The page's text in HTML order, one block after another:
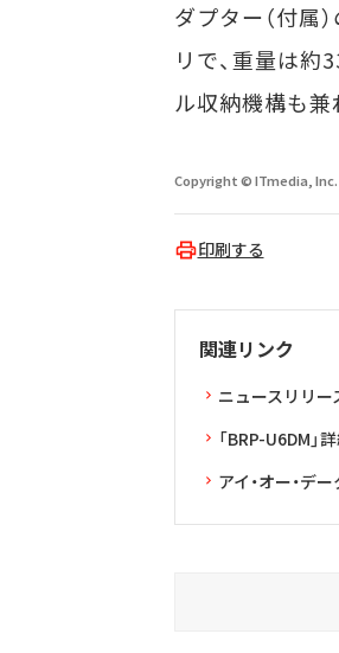
ダプター（付属
リで、重量は
ル収納機構も兼
Copyright © ITmedia,
印刷する
関連リンク
ニュースリリー
「BRP-U6DM」
アイ・オー・デ